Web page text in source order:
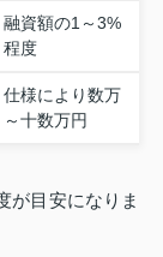
融資額の1～3%
程度
仕様により数万
～十数万円
が目安になりま